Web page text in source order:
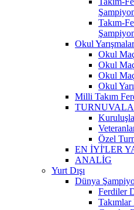
Takım-
Okul
Okul
Okul
Okul
Okul
Milli Takım
Özel
EN İYİ'LER
ANALİG
Yurt Dışı
Dünya
Ferdiler
Takımlar